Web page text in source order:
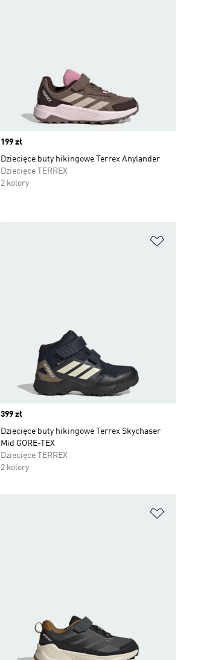
Price
199 zł
Dziecięce buty hikingowe Terrex Anylander
Dziecięce TERREX
2 kolory
Price
399 zł
Dziecięce buty hikingowe Terrex Skychaser
Mid GORE-TEX
Dziecięce TERREX
2 kolory